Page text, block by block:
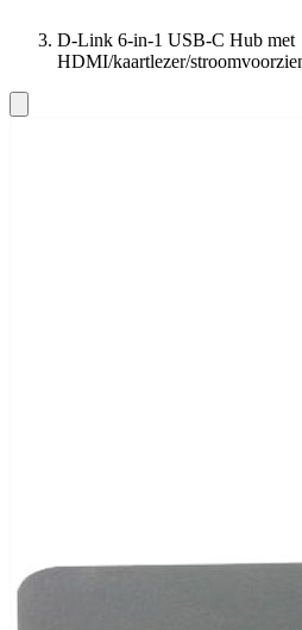
D-Link 6-in-1 USB-C Hub met
HDMI/kaartlezer/